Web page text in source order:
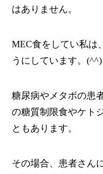
はありません。
MEC食をしてい私は
うにしています。(^^)
糖尿病やメタボの患
の糖質制限食やケト
ともあります。
その場合、患者さん